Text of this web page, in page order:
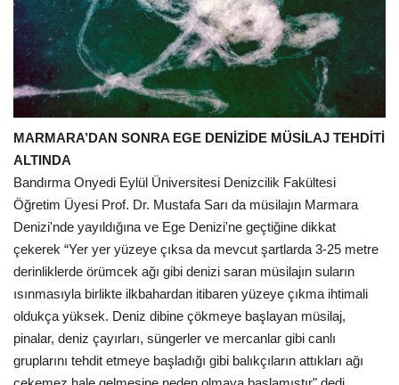
MARMARA’DAN SONRA EGE DENİZİDE MÜSİLAJ TEHDİTİ
ALTINDA
Bandırma Onyedi Eylül Üniversitesi Denizcilik Fakültesi
Öğretim Üyesi Prof. Dr. Mustafa Sarı da müsilajın Marmara
Denizi'nde yayıldığına ve Ege Denizi'ne geçtiğine dikkat
çekerek “Yer yer yüzeye çıksa da mevcut şartlarda 3-25 metre
derinliklerde örümcek ağı gibi denizi saran müsilajın suların
ısınmasıyla birlikte ilkbahardan itibaren yüzeye çıkma ihtimali
oldukça yüksek. Deniz dibine çökmeye başlayan müsilaj,
pinalar, deniz çayırları, süngerler ve mercanlar gibi canlı
gruplarını tehdit etmeye başladığı gibi balıkçıların attıkları ağı